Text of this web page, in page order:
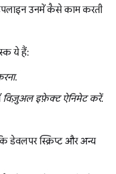
उनमें कैसे काम करती
ये हैं:
.
विज़ुअल इफ़ेक्ट ऐनिमेट करें.
डेवलपर स्क्रिप्ट और अन्य